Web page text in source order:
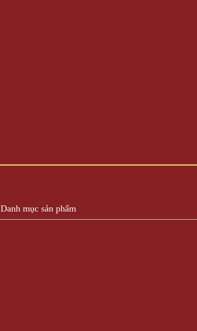
Danh mục sản phẩm